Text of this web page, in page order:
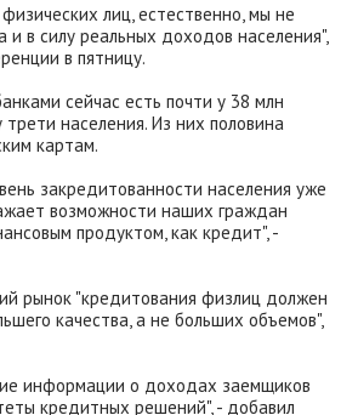
лиц, естественно, мы не
в силу реальных доходов населения",
в пятницу.
сейчас есть почти у 38 млн
трети населения. Из них половина
картам.
закредитованности населения уже
возможности наших граждан
продуктом, как кредит", -
рынок "кредитования физлиц должен
качества, а не больших объемов",
информации о доходах заемщиков
кредитных решений", - добавил